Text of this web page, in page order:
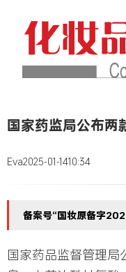
国家药监局公布两
Eva2025-01-1410:34
备案号“国妆原备字
国家药品监督管理